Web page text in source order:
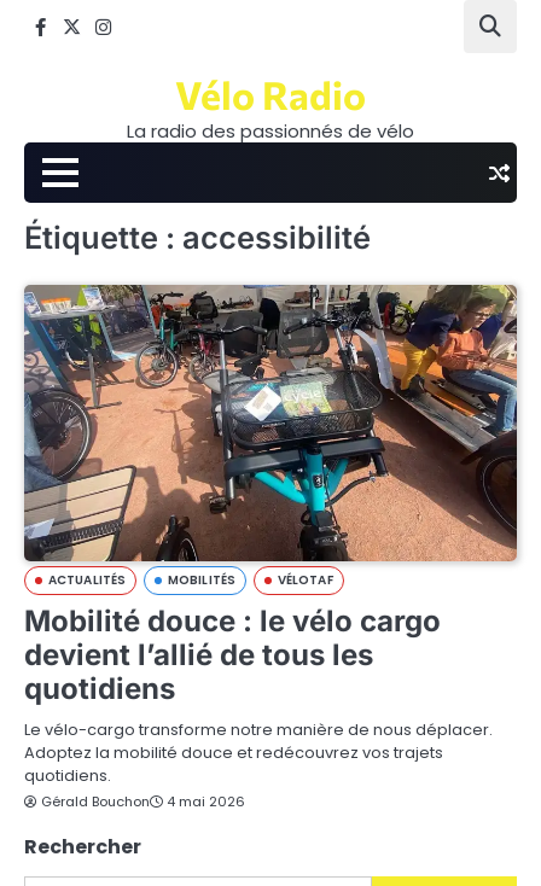
Facebook
TwitterInstagram
Vélo Radio
La radio des passionnés de vélo
Étiquette : accessibilité
ACTUALITÉS MOBILITÉS VÉLOTAF
Mobilité douce : le vélo cargo
devient l’allié de tous les
quotidiens
Le vélo-cargo transforme notre manière de nous déplacer.
Adoptez la mobilité douce et redécouvrez vos trajets
quotidiens.
Gérald Bouchon 4 mai 2026
Rechercher